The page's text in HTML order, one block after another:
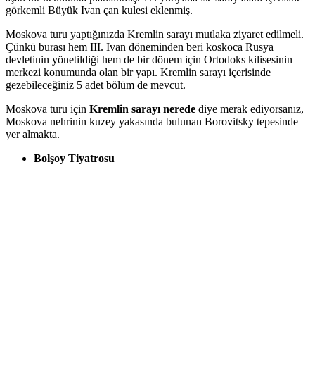
görkemli Büyük Ivan çan kulesi eklenmiş.
Moskova turu yaptığınızda Kremlin sarayı mutlaka ziyaret edilmeli.
Çünkü burası hem III. Ivan döneminden beri koskoca Rusya
devletinin yönetildiği hem de bir dönem için Ortodoks kilisesinin
merkezi konumunda olan bir yapı. Kremlin sarayı içerisinde
gezebileceğiniz 5 adet bölüm de mevcut.
Moskova turu için Kremlin sarayı nerede diye merak ediyorsanız,
Moskova nehrinin kuzey yakasında bulunan Borovitsky tepesinde
yer almakta.
Bolşoy Tiyatrosu